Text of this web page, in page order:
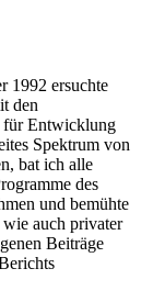
1992 ersuchte
den
für Entwicklung
Spektrum von
bat ich alle
des
und bemühte
auch privater
Beiträge